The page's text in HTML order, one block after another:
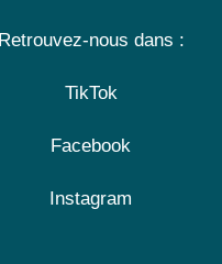
Retrouvez-nous dans :
TikTok
Facebook
Instagram